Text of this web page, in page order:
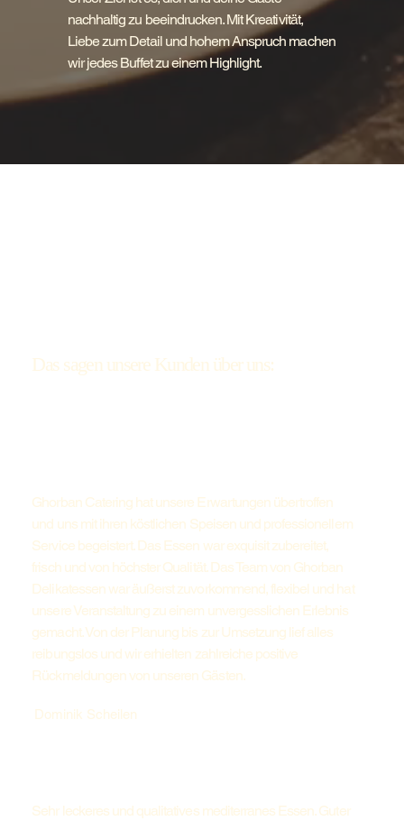
nachhaltig zu beeindrucken. Mit Kreativität,
Liebe zum Detail und hohem Anspruch machen
wir jedes Buffet zu einem Highlight.
Das sagen unsere Kunden über uns:
Ghorban Catering hat unsere Erwartungen übertroffen
und uns mit ihren köstlichen Speisen und professionellem
Service begeistert. Das Essen war exquisit zubereitet,
frisch und von höchster Qualität. Das Team von Ghorban
Delikatessen war äußerst zuvorkommend, flexibel und hat
unsere Veranstaltung zu einem unvergesslichen Erlebnis
gemacht. Von der Planung bis zur Umsetzung lief alles
reibungslos und wir erhielten zahlreiche positive
Rückmeldungen von unseren Gästen.
Dominik Scheilen
Sehr leckeres und qualitatives mediterranes Essen. Guter